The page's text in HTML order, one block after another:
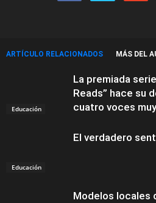
ARTÍCULO RELACIONADOS MÁS DEL
Educación
La premiada
Reads” hace su
cuatro voces
Educación
El verdadero
Modelos locales